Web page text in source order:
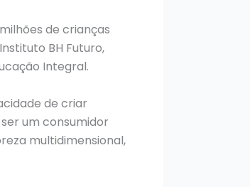
de crianças
BH Futuro,
Integral.
de criar
um consumidor
multidimensional,